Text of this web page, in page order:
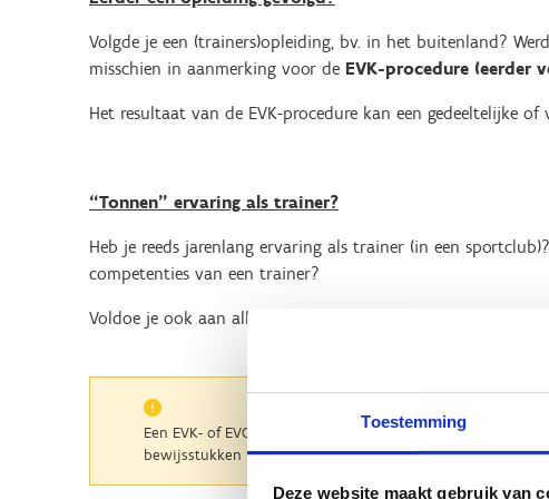
Toestemming
Deze website maakt gebruik van
Volgde je een (trainers)opleiding, bv. in het buitenland?
misschien in aanmerking voor de EVK-procedure (eerder
Het resultaat van de EVK-procedure kan een gedeeltelijke
“Tonnen” ervaring als trainer?
Heb je reeds jarenlang ervaring als trainer (in een
competenties van een trainer?
Voldoe je ook aan alle toelatingsvoorwaarden voor het
Een EVK- of EVC-procedure vraagt tijd en geld, en geeft
bewijsstukken niet of onvoldoende beantwoorden aan de